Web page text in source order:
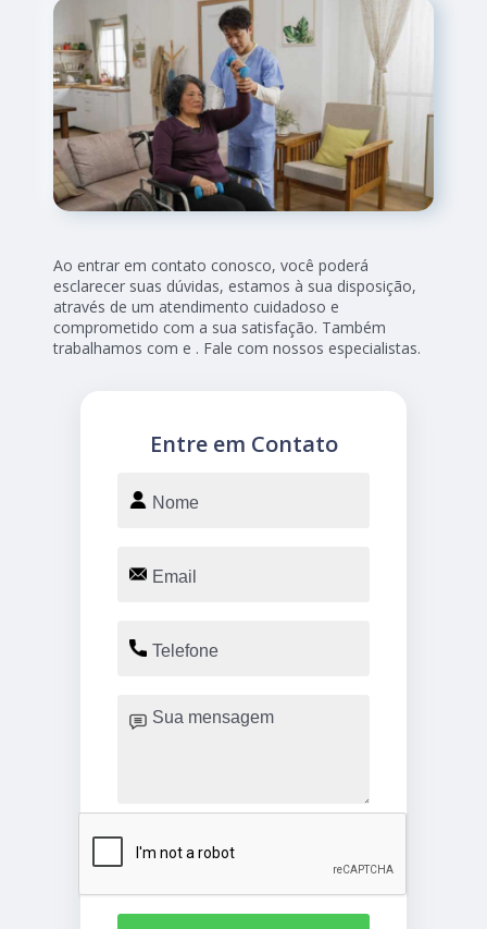
Ao entrar em contato conosco, você poderá
esclarecer suas dúvidas, estamos à sua disposição,
através de um atendimento cuidadoso e
comprometido com a sua satisfação. Também
trabalhamos com e . Fale com nossos especialistas.
Entre em Contato